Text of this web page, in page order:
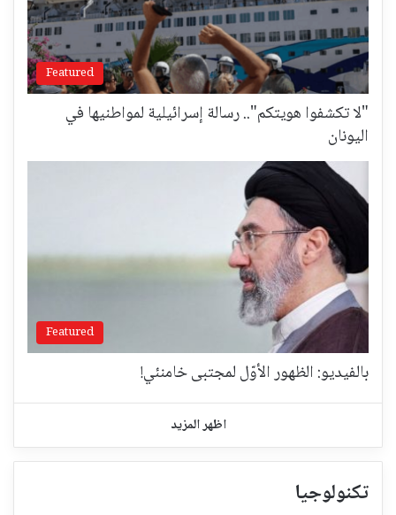
Featured
"لا تكشفوا هويتكم".. رسالة إسرائيلية لمواطنيها في
اليونان
Featured
بالفيديو: الظهور الأوّل لمجتبى خامنئي!
اظهر المزيد
تكنولوجيا